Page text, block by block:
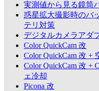
実測値から見る鏡筒
惑星拡大撮影時のバ
テリ対策
デジタルカメラアダ
Color QuickCam 改
Color QuickCam 改 +
Color QuickCam 改 +
ェ冷却
Picona 改